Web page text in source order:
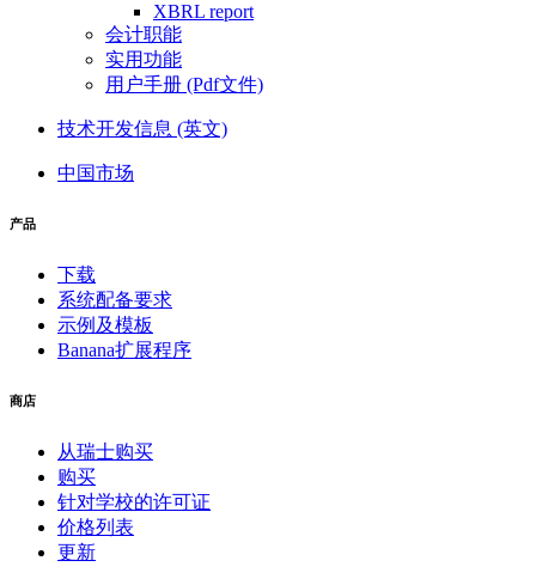
XBRL report
会计职能
实用功能
用户手册 (Pdf文件)
技术开发信息 (英文)
中国市场
产品
下载
系统配备要求
示例及模板
Banana扩展程序
商店
从瑞士购买
购买
针对学校的许可证
价格列表
更新